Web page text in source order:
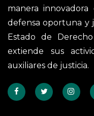
manera
defensa oportuna y
Estado de
extiende sus
auxiliares de justicia.